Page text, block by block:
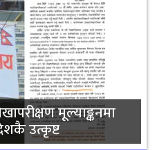
मूल्याङ्कनमा
उत्कृष्ट